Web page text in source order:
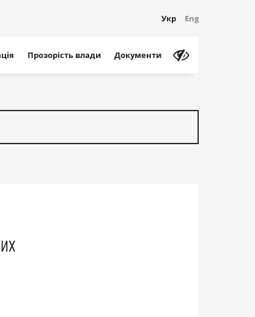
Укр Eng
Прозорість влади Документи